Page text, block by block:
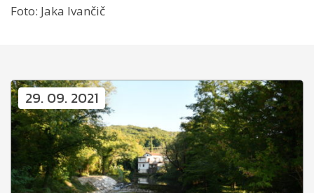
Foto: Jaka Ivančič
29. 09. 2021